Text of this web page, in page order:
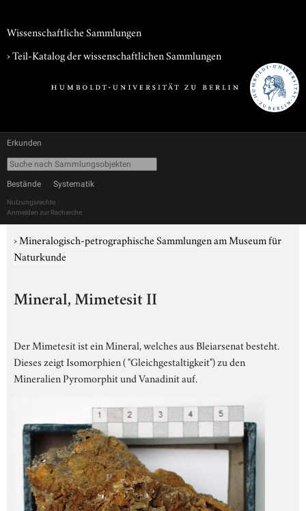
Wissenschaftliche Sammlungen
› Teil-Katalog der wissenschaftlichen Sammlungen
Erkunden
Bestände Systematik
Nutzungsrechte
Anmelden zur Recherche
›Mineralogisch-petrographische Sammlungen am Museum für
Naturkunde
Mineral, Mimetesit II
Der Mimetesit ist ein Mineral, welches aus Bleiarsenat besteht.
Dieses zeigt Isomorphien ( "Gleichgestaltigkeit") zu den
Mineralien Pyromorphit und Vanadinit auf.